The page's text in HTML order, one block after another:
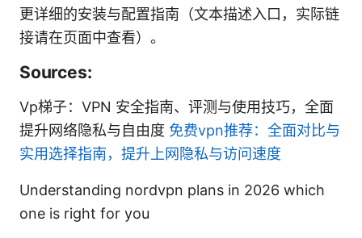
更详细的安装与配置指南（文本描述入口，实际链
接请在页面中查看）。
Sources:
Vp梯子：VPN 安全指南、评测与使用技巧，全面
提升网络隐私与自由度 免费vpn推荐：全面对比与
实用选择指南，提升上网隐私与访问速度
Understanding nordvpn plans in 2026 which
one is right for you